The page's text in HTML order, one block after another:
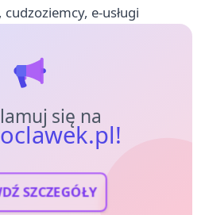
cudzoziemcy, e-usługi
się na
SZCZEGÓŁY